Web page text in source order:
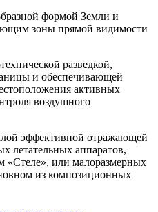
формой Земли и
зоны прямой видимости
разведкой,
и обеспечивающей
активных
воздушного
эффективной отражающей
летательных аппаратов,
«Стеле», или малоразмерных
из композиционных